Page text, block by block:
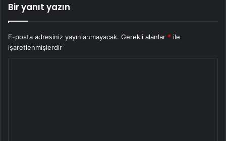
Bir yanıt yazın
E-posta adresiniz yayınlanmayacak. Gerekli alanlar * ile
işaretlenmişlerdir